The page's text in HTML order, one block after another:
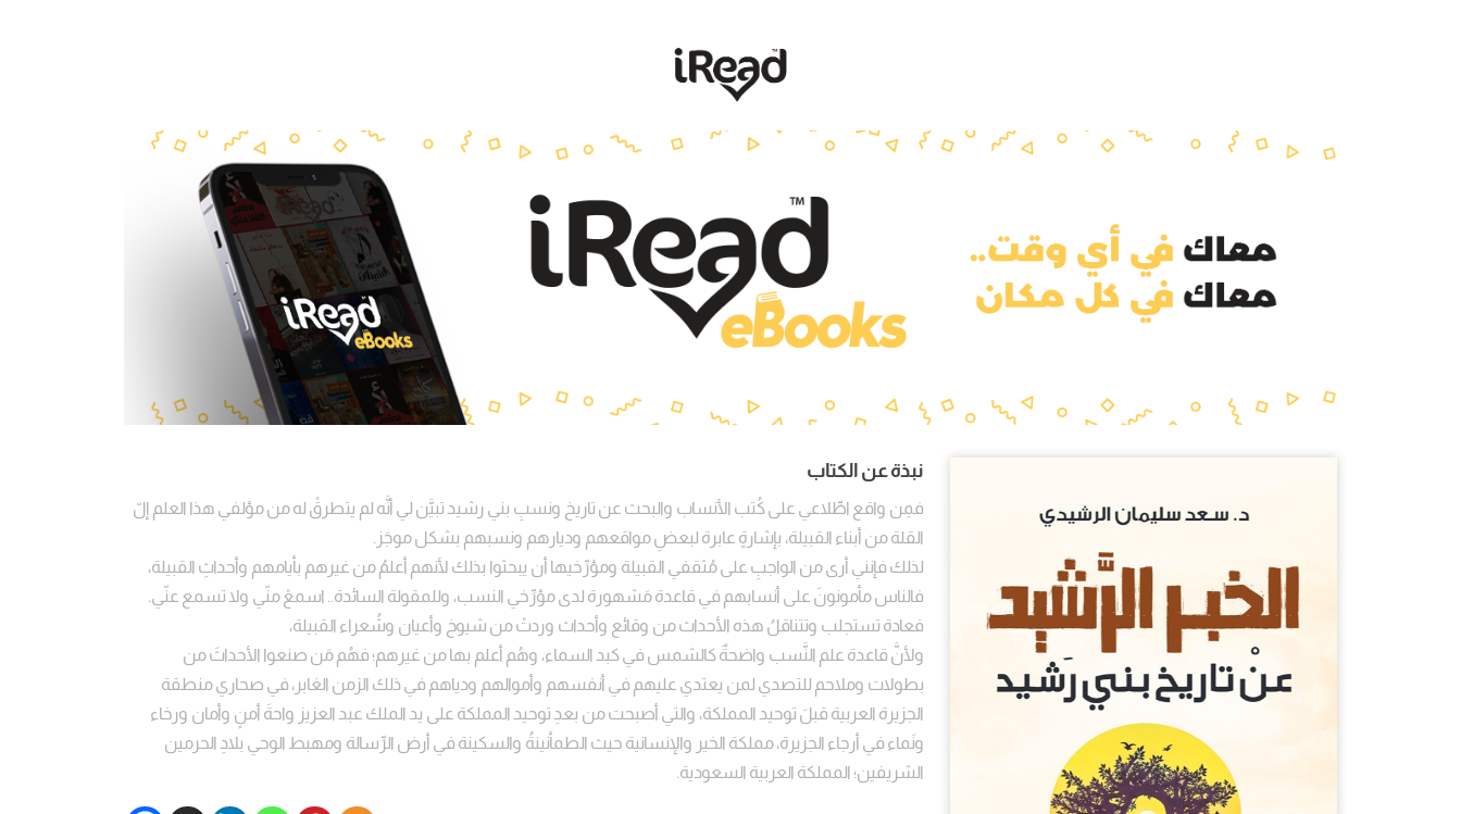
نبذة عن الكتاب
فمِن واقع اطِّلاعي على كُتب الأنساب والبحث عن تاريخ ونسبِ بني رشيد تبيَّن لي أنَّه لم يتطرقْ له من مؤلفي هذا العلم إلّ
القلة من أبناء القبيلة، بإشارةٍ عابرة لبعضِ مواقعهم وديارهم ونسبهم بشكل موجَز.
لذلك فإنني أرى من الواجبِ على مُثقفي القبيلة ومؤرِّخيها أن يبحثوا بذلك لأنهم أعلمُ من غيرهم بأيامهم وأحداثِ القبيلة،
فالناس مأمونونَ على أنسابهم في قاعدة مَشهورة لدى مؤرِّخي النسب، وللمقولة السائدة.. اسمعْ منّي ولا تسمع عنّي.
فعادة تستجلب وتتناقلُ هذه الأحداث من وقائع وأحداث وردتْ من شيوخ وأعيان وشُعراء القبيلة،
ولأنَّ قاعدة علم النَّسب واضحةٌ كالشمس في كبد السماء، وهُم أعلم بها من غيرهم؛ فهُم مَن صنعوا الأحداثَ من
بطولات وملاحم للتصدي لمن يعتدي عليهم في أنفسهم وأموالهم ودياهم في ذلك الزمن الغابر، في صحاري منطقة
الجزيرة العربية قبلَ توحيد المملكة، والتي أصبحت من بعدِ توحيد المملكة على يد الملك عبد العزيز واحةَ أمنٍ وأمان ورخاء
ونَماء في أرجاء الجزيرة، مملكة الخير والإنسانية حيث الطمأنينةُ والسكينة في أرض الرِّسالة ومهبط الوحي بلادِ الحرمين
الشريفين؛ المملكة العربية السعودية.